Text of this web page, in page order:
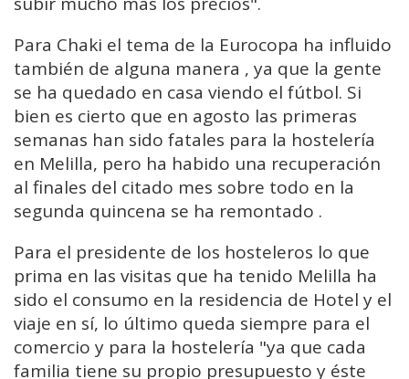
Para Chaki el tema de la Eurocopa ha influido
también de alguna manera , ya que la gente
se ha quedado en casa viendo el fútbol. Si
bien es cierto que en agosto las primeras
semanas han sido fatales para la hostelería
en Melilla, pero ha habido una recuperación
al finales del citado mes sobre todo en la
segunda quincena se ha remontado .
Para el presidente de los hosteleros lo que
prima en las visitas que ha tenido Melilla ha
sido el consumo en la residencia de Hotel y el
viaje en sí, lo último queda siempre para el
comercio y para la hostelería "ya que cada
familia tiene su propio presupuesto y éste